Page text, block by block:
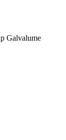
Galvalume